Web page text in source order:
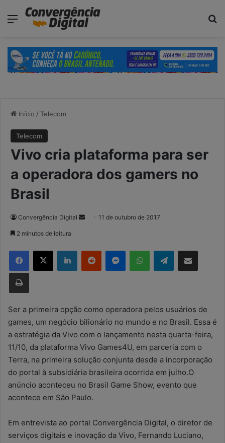
Menu
Início / Telecom
Telecom
Vivo cria plataforma para ser
a operadora dos gamers no
Brasil
Convergência Digital
d
-
m
a
i
l
11 de outubro de 2017
2 minutos de leitura
Telegram
Ser a primeira opção como operadora pelos usuários de
games, um negócio bilionário no mundo e no Brasil. Essa é
a estratégia da Vivo com o lançamento nesta quarta-feira,
11/10, da plataforma Vivo Games4U, em parceria com o
Terra, na primeira solução conjunta desde a incorporação
do portal à subsidiária brasileira ocorrida em julho.O
anúncio aconteceu no Brasil Game Show, evento que
acontece em São Paulo.
Em entrevista ao portal Convergência Digital, o diretor de
serviços digitais e inovação da Vivo, Fernando Luciano,